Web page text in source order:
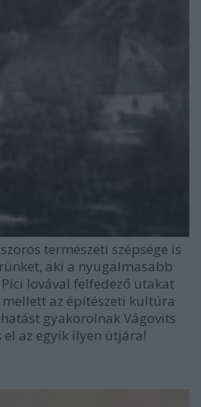
természeti szépsége is
aki a nyugalmasabb
lovával felfedező utakat
mellett az építészeti kultúra
gyakorolnak Vágovits
az egyik ilyen útjára!